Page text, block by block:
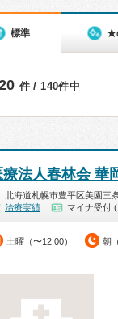
標準 ★
件 / 140件中
療法人春林会 華
北海道札幌市豊平区美園三
治療実績
マイナ受付
土曜（〜12:00） 朝